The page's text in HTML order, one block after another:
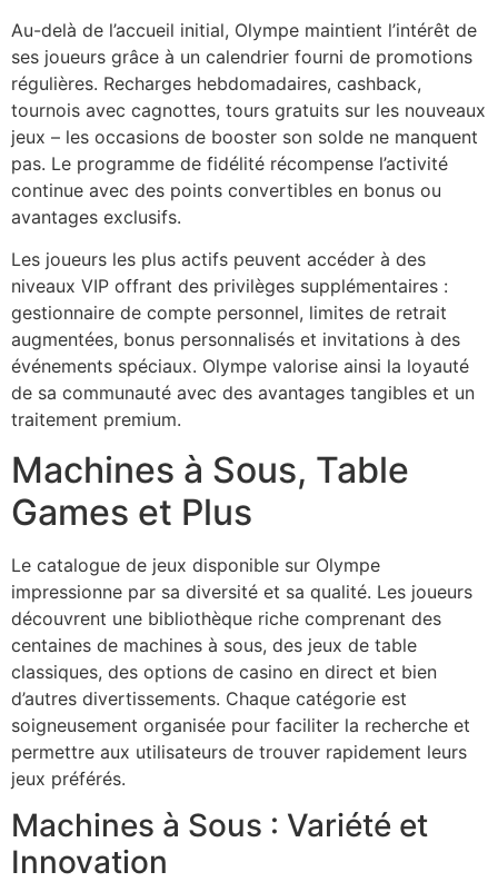
Au-delà de l’accueil initial, Olympe maintient l’intérêt de
ses joueurs grâce à un calendrier fourni de promotions
régulières. Recharges hebdomadaires, cashback,
tournois avec cagnottes, tours gratuits sur les nouveaux
jeux – les occasions de booster son solde ne manquent
pas. Le programme de fidélité récompense l’activité
continue avec des points convertibles en bonus ou
avantages exclusifs.
Les joueurs les plus actifs peuvent accéder à des
niveaux VIP offrant des privilèges supplémentaires :
gestionnaire de compte personnel, limites de retrait
augmentées, bonus personnalisés et invitations à des
événements spéciaux. Olympe valorise ainsi la loyauté
de sa communauté avec des avantages tangibles et un
traitement premium.
Machines à Sous, Table
Games et Plus
Le catalogue de jeux disponible sur Olympe
impressionne par sa diversité et sa qualité. Les joueurs
découvrent une bibliothèque riche comprenant des
centaines de machines à sous, des jeux de table
classiques, des options de casino en direct et bien
d’autres divertissements. Chaque catégorie est
soigneusement organisée pour faciliter la recherche et
permettre aux utilisateurs de trouver rapidement leurs
jeux préférés.
Machines à Sous : Variété et
Innovation